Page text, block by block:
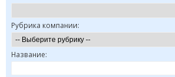
Рубрика компании:
Название: